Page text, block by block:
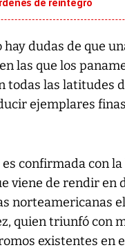
de reintegro
hay dudas de que
las que los
todas las latitudes
ejemplares
confirmada con
viene de rendir en
norteamericanas
quien triunfó con
existentes en